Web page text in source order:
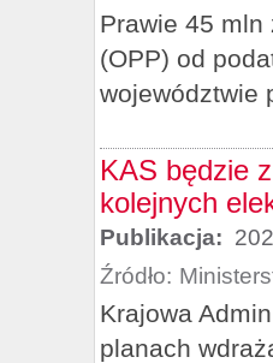
Prawie 45 mln
(OPP) od
województwie
KAS będzie
kolejnych
Publikacja:
Źródło:
Krajowa
planach